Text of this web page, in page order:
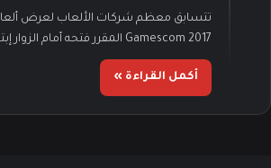
تتسابق معظم شركات الألعاب لعرض
Gamescom 2017 المقرر فتحه أمام الزوار إبتداء من 23 حتي 26…
أكمل القراءة »